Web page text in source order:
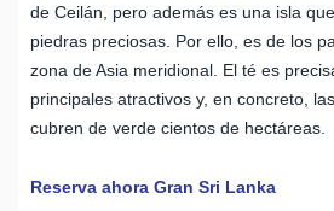
de Ceilán, pero además es una isla
piedras preciosas. Por ello, es de los
zona de Asia meridional. El té es
principales atractivos y, en concreto,
cubren de verde cientos de hectáreas.
Reserva ahora Gran Sri Lanka